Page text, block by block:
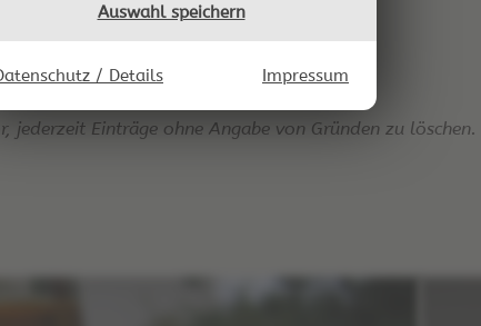
Auswahl speichern
/ Details Impressum
jederzeit Einträge ohne Angabe von Gründen zu löschen.